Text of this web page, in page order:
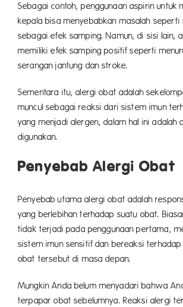
Sebagai contoh, penggunaan aspirin untuk
kepala bisa menyebabkan masalah
sebagai efek samping. Namun, di sisi lain,
memiliki efek samping positif seperti
serangan jantung dan stroke.
Sementara itu, alergi obat adalah
muncul sebagai reaksi dari sistem imun
yang menjadi alergen, dalam hal ini adalah
digunakan.
Penyebab Alergi Obat
Penyebab utama alergi obat adalah
yang berlebihan terhadap suatu obat.
tidak terjadi pada penggunaan pertama,
sistem imun sensitif dan bereaksi terhadap
obat tersebut di masa depan.
Mungkin Anda belum menyadari bahwa
terpapar obat sebelumnya. Reaksi alergi